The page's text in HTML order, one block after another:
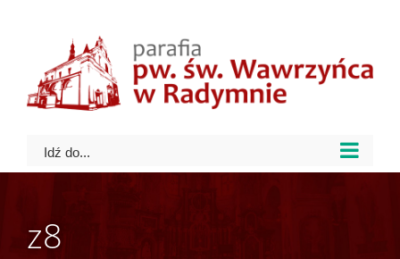
Idź do...
z8